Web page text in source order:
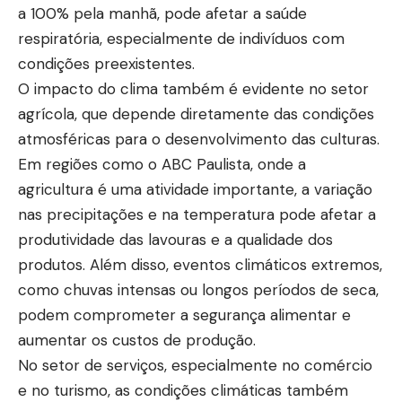
a 100% pela manhã, pode afetar a saúde
respiratória, especialmente de indivíduos com
condições preexistentes.
O impacto do clima também é evidente no setor
agrícola, que depende diretamente das condições
atmosféricas para o desenvolvimento das culturas.
Em regiões como o ABC Paulista, onde a
agricultura é uma atividade importante, a variação
nas precipitações e na temperatura pode afetar a
produtividade das lavouras e a qualidade dos
produtos. Além disso, eventos climáticos extremos,
como chuvas intensas ou longos períodos de seca,
podem comprometer a segurança alimentar e
aumentar os custos de produção.
No setor de serviços, especialmente no comércio
e no turismo, as condições climáticas também